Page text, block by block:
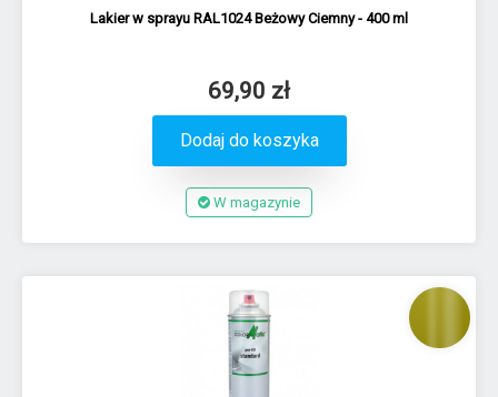
Lakier w sprayu RAL1024 Beżowy Ciemny - 400 ml
69,90 zł
Dodaj do koszyka
W magazynie